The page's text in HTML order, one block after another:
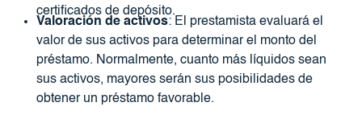
certificados de depósito.
Valoración de activos: El prestamista evaluará el
valor de sus activos para determinar el monto del
préstamo. Normalmente, cuanto más líquidos sean
sus activos, mayores serán sus posibilidades de
obtener un préstamo favorable.